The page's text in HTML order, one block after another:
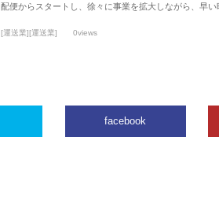
配便からスタートし、徐々に事業を拡大しながら、早
[運送業][運送業] 0views
facebook